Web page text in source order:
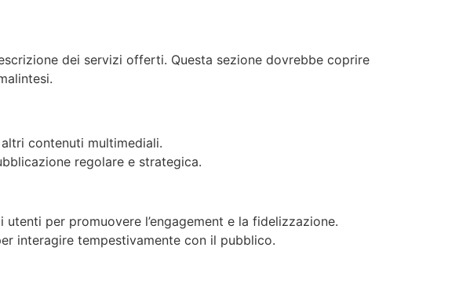
dei servizi offerti. Questa sezione dovrebbe coprire
contenuti multimediali.
regolare e strategica.
per promuovere l’engagement e la fidelizzazione.
interagire tempestivamente con il pubblico.